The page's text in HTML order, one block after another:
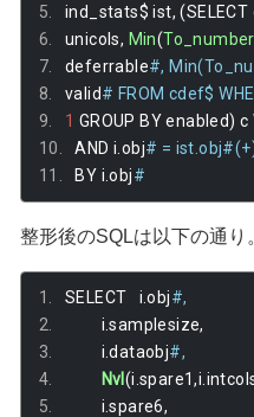
ind_stats$ ist, (
unicols, Min(To_number
deferrable#,
valid# FROM cdef$
1 GROUP BY enabled) c
AND i obj# =
BY i .obj#
整形後のSQLは以下の通り
SELECT i .obj#,
i .samplesize,
i .dataobj#,
Nvl(i .spare1,i
i .spare6,